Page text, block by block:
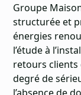
Groupe
structurée et
énergies
l’étude à
retours
degré de